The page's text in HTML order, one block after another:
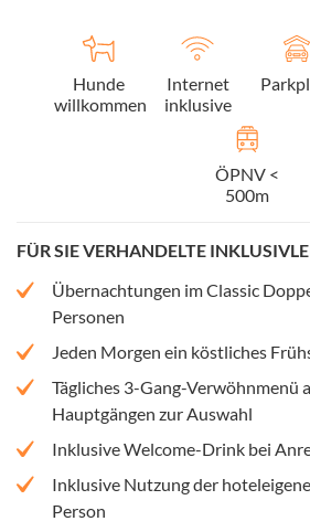
Hunde
willkommen
Internet
inklusive
ÖPNV <
500m
FÜR SIE VERHANDELTE
Übernachtungen im Classic
Personen
Jeden Morgen ein köstliches
Tägliches 3-Gang-Verwöhnmenü
Hauptgängen zur Auswahl
Inklusive Welcome-Drink bei
Inklusive Nutzung der
Person